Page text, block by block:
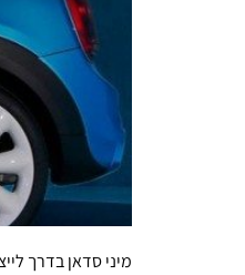
מיני סדאן בדרך